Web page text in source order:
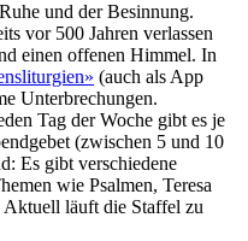
und der Besinnung.
vor 500 Jahren verlassen
einen offenen Himmel. In
(auch als App
Unterbrechungen.
Tag der Woche gibt es je
(zwischen 5 und 10
Es gibt verschiedene
wie Psalmen, Teresa
Aktuell läuft die Staffel zu